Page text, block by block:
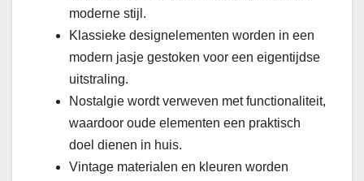
moderne stijl.
Klassieke designelementen worden in een
modern jasje gestoken voor een eigentijdse
uitstraling.
Nostalgie wordt verweven met functionaliteit,
waardoor oude elementen een praktisch
doel dienen in huis.
Vintage materialen en kleuren worden